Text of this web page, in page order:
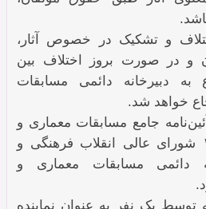
و تشکیک در خصوص آثار،
و در صورت بروز اختلاف بین
به دبیرخانه دائمی مسابقات
خواهد شد.
جامع مسابقات معماری و
شهرسازی مصوب ۱۳۸۱ شورای‌ عالی انقلاب فرهنگی و
دائمی مسابقات معماری و
یک نفر به عنوان نماینده